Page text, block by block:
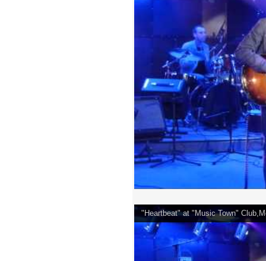
"Heartbeat" at "Music Town"